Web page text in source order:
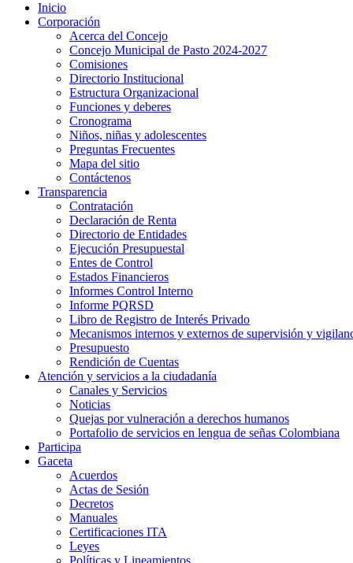
Inicio
Corporación
Acerca del Concejo
Concejo Municipal de Pasto 2024-2027
Comisiones
Directorio Institucional
Estructura Organizacional
Funciones y deberes
Cronograma
Niños, niñas y adolescentes
Preguntas Frecuentes
Mapa del sitio
Contáctenos
Transparencia
Contratación
Declaración de Renta
Directorio de Entidades
Ejecución Presupuestal
Entes de Control
Estados Financieros
Informes Control Interno
Informe PQRSD
Libro de Registro de Interés Privado
Mecanismos internos y externos de supervisión y
Presupuesto
Rendición de Cuentas
Atención y servicios a la ciudadanía
Canales y Servicios
Noticias
Quejas por vulneración a derechos humanos
Portafolio de servicios en lengua de señas Colombiana
Participa
Gaceta
Acuerdos
Actas de Sesión
Decretos
Manuales
Certificaciones ITA
Leyes
Políticas y Lineamientos